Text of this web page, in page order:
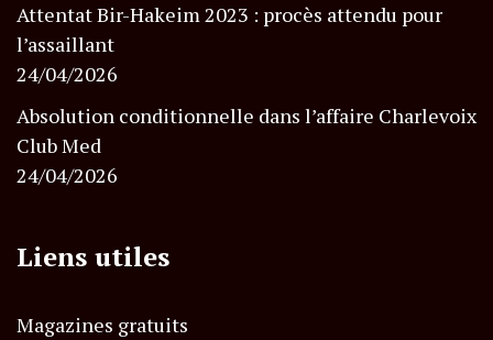
Attentat Bir-Hakeim 2023 : procès attendu pour
l’assaillant
24/04/2026
Absolution conditionnelle dans l’affaire Charlevoix
Club Med
24/04/2026
Liens utiles
Magazines gratuits